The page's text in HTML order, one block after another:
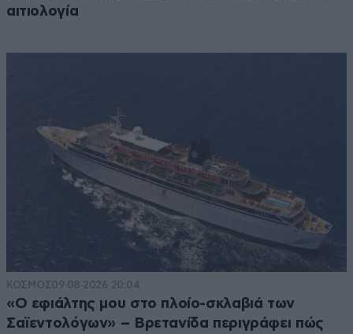
αιτιολογία
ΚΟΣΜΟΣ09·08·2026 20:04
«Ο εφιάλτης μου στο πλοίο-σκλαβιά των
Σαϊεντολόγων» – Βρετανίδα περιγράφει πώς